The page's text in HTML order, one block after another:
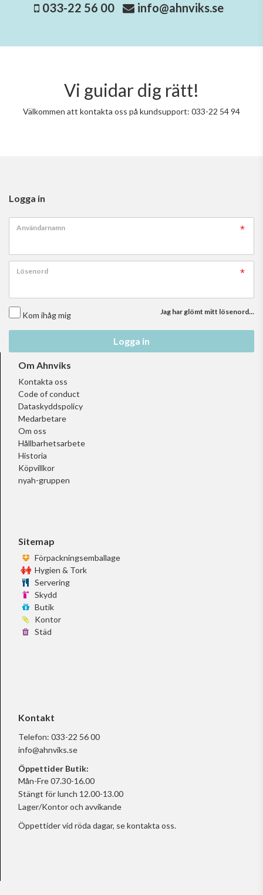
033-22 56 00 info@ahnviks.se
Vi guidar dig rätt!
Välkommen att kontakta oss på kundsupport: 033-22 54 94
Logga in
Användarnamn
Lösenord
Kom ihåg mig Jag har glömt mitt lösenord...
Logga in
Om Ahnviks
Kontakta oss
Code of conduct
Dataskyddspolicy
Medarbetare
Om oss
Hållbarhetsarbete
Historia
Köpvillkor
nyah-gruppen
Sitemap
Förpackningsemballage
Hygien & Tork
Servering
Skydd
Butik
Kontor
Städ
Kontakt
Telefon: 033-22 56 00
info@ahnviks.se
Öppettider Butik:
Mån-Fre 07.30-16.00
Stängt för lunch 12.00-13.00
Lager/Kontor och avvikande
Öppettider vid röda dagar, sekontakta oss.